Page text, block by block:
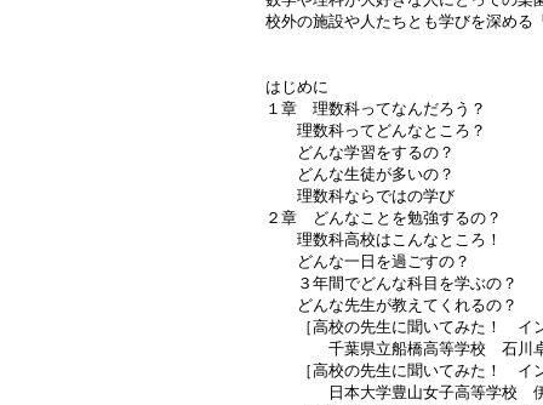
校外の施設や人たちとも学びを深める
はじめに
１章 理数科ってなんだろう？
理数科ってどんなところ？
どんな学習をするの？
どんな生徒が多いの？
理数科ならではの学び
２章 どんなことを勉強するの？
理数科高校はこんなところ！
どんな一日を過ごすの？
３年間でどんな科目を学ぶの？
どんな先生が教えてくれるの？
［高校の先生に聞いてみた！ イ
千葉県立船橋高等学校 石川
［高校の先生に聞いてみた！ イ
日本大学豊山女子高等学校 伊